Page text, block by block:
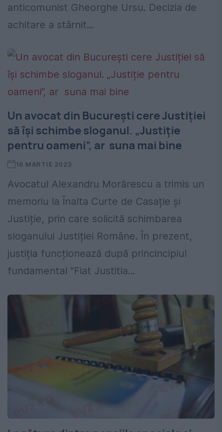
anticomunist Gheorghe Ursu. Decizia de
achitare a stârnit...
Un avocat din București cere Justiției
să își schimbe sloganul. „Justiție
pentru oameni”, ar suna mai bine
16 MARTIE 2023
Avocatul Alexandru Morărescu a trimis un
memoriu la Înalta Curte de Casație și
Justiție, prin care solicită schimbarea
sloganului Justiției Române. În prezent,
justiția funcționează după princincipiul
fundamental ”Fiat Justitia...